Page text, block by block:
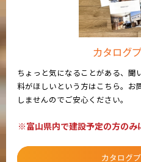
カタログ
ちょっと気になることがある、聞
料がほしいという方はこちら。お
しませんのでご安心ください。
※富山県内で建設予定の方のみ
カタログ